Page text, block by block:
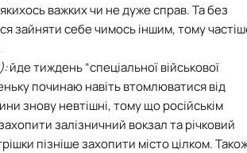
важких чи не дуже справ. Та без
зайняти себе чимось іншим, тому
йде тиждень “спеціальної військової
починаю навіть втомлюватися від
знову невтішні, тому що російськім
залізничний вокзал та річковий
пізніше захопити місто цілком.